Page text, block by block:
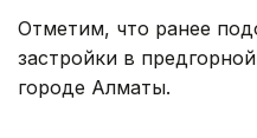
Отметим, что ранее
застройки в
городе Алматы.